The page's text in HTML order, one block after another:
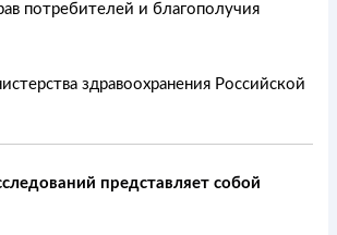
потребителей и благополучия
здравоохранения Российской
представляет собой